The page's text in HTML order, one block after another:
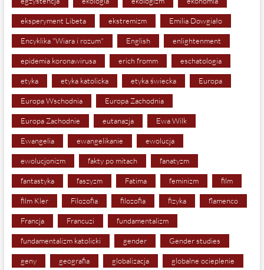
eksperyment Libeta ekstremizm Emilia Dowgiało
Encyklika "Wiara i rozum" English enlightenment
epidemia koronawirusa erich fromm eschatologia
etyka etyka katolicka etyka świecka Europa
Europa Wschodnia Europa Zachodnia
Europa Zachodnie eutanazja Ewa Wilk
Ewangelia ewangelikanie ewolucja
ewolucjonizm fakty po mitach fanatyzm
fantastyka faszyzm Fatima feminizm film
film Kler Filozofia filozofia fizyka flamenco
Francja Francuzi fundamentalizm
fundamentalizm katolicki gender Gender studies
geny geografia globalizacja globalne ocieplenie